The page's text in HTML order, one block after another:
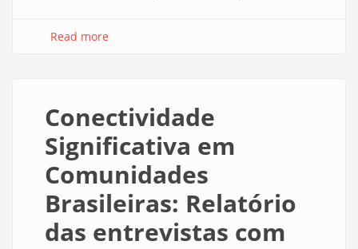
Read more
Conectividade
Significativa em
Comunidades
Brasileiras: Relatório
das entrevistas com